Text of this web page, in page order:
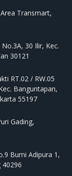
Transmart,
30 Ilir, Kec.
30121
RT.02 / RW.05
Banguntapan,
55197
Gading,
Bumi Adipura 1,
40296